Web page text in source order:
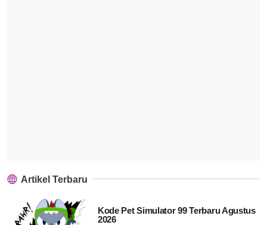
Artikel Terbaru
Kode Pet Simulator 99 Terbaru Agustus
2026